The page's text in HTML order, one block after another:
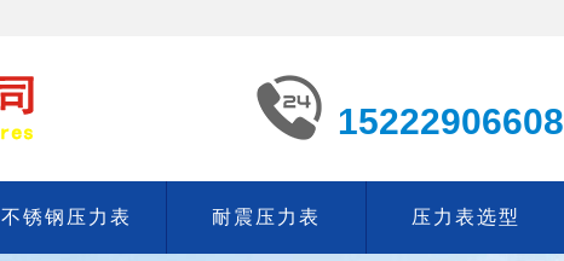
15222906608
不锈钢压力表 耐震压力表 压力表选型